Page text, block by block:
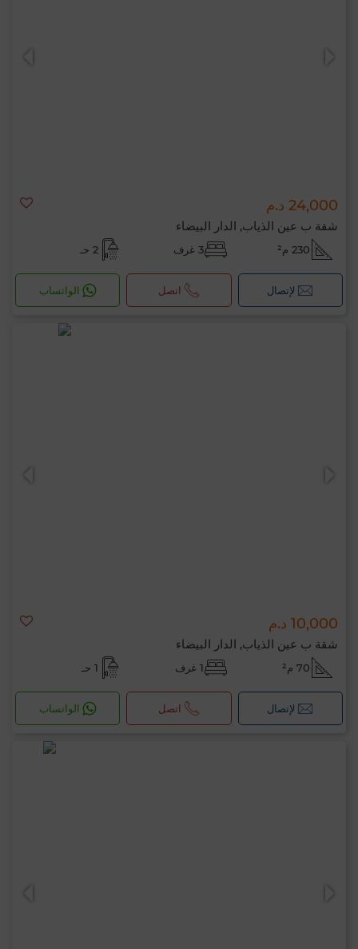
24,000 د.م
شقة ب عين الذياب, الدار البيضاء
230 م² 3 غرف 2 حـ
لإتصال اتصل الواتساب
10,000 د.م
شقة ب عين الذياب, الدار البيضاء
70 م² 1 غرف 1 حـ
لإتصال اتصل الواتساب